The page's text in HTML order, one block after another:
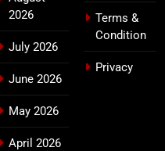
2026
July 2026
June 2026
May 2026
April 2026
Terms &
Condition
Privacy